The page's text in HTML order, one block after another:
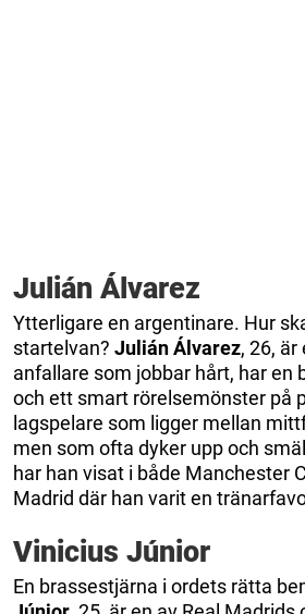
Julián Álvarez
Ytterligare en argentinare. Hur
startelvan? Julián Álvarez, 26,
anfallare som jobbar hårt, har en
och ett smart rörelsemönster på
lagspelare som ligger mellan
men som ofta dyker upp och
har han visat i både Manchester
Madrid där han varit en
Vinicius Júnior
En brassestjärna i ordets rätta